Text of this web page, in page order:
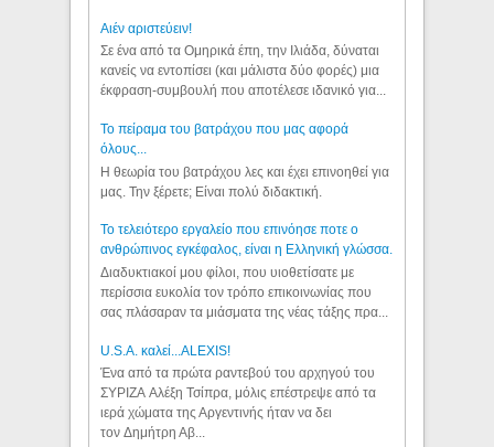
Aιέν αριστεύειν!
Σε ένα από τα Ομηρικά έπη, την Ιλιάδα, δύναται
κανείς να εντοπίσει (και μάλιστα δύο φορές) μια
έκφραση-συμβουλή που αποτέλεσε ιδανικό για...
Το πείραμα του βατράχου που μας αφορά
όλους...
Η θεωρία του βατράχου λες και έχει επινοηθεί για
μας. Την ξέρετε; Είναι πολύ διδακτική.
Το τελειότερο εργαλείο που επινόησε ποτε ο
ανθρώπινος εγκέφαλος, είναι η Ελληνική γλώσσα.
Διαδυκτιακοί μου φίλοι, που υιοθετίσατε με
περίσσια ευκολία τον τρόπο επικοινωνίας που
σας πλάσαραν τα μιάσματα της νέας τάξης πρα...
U.S.A. καλεί...ALEXIS!
Ένα από τα πρώτα ραντεβού του αρχηγού του
ΣΥΡΙΖΑ Αλέξη Τσίπρα, μόλις επέστρεψε από τα
ιερά χώματα της Αργεντινής ήταν να δει
τον Δημήτρη Αβ...